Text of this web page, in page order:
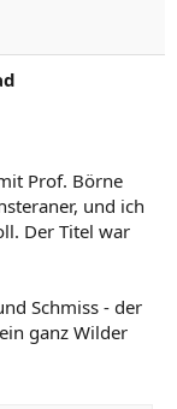
Prof. Börne
und ich
Der Titel war
Schmiss - der
ganz Wilder